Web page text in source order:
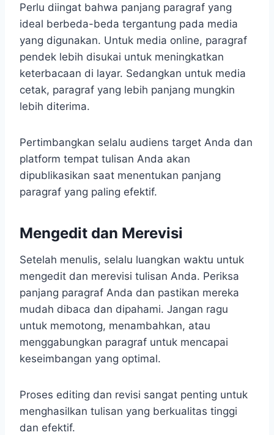
Perlu diingat bahwa panjang paragraf yang
ideal berbeda-beda tergantung pada media
yang digunakan. Untuk media online, paragraf
pendek lebih disukai untuk meningkatkan
keterbacaan di layar. Sedangkan untuk media
cetak, paragraf yang lebih panjang mungkin
lebih diterima.
Pertimbangkan selalu audiens target Anda dan
platform tempat tulisan Anda akan
dipublikasikan saat menentukan panjang
paragraf yang paling efektif.
Mengedit dan Merevisi
Setelah menulis, selalu luangkan waktu untuk
mengedit dan merevisi tulisan Anda. Periksa
panjang paragraf Anda dan pastikan mereka
mudah dibaca dan dipahami. Jangan ragu
untuk memotong, menambahkan, atau
menggabungkan paragraf untuk mencapai
keseimbangan yang optimal.
Proses editing dan revisi sangat penting untuk
menghasilkan tulisan yang berkualitas tinggi
dan efektif.